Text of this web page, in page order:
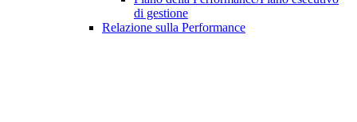
di gestione
Relazione sulla Performance